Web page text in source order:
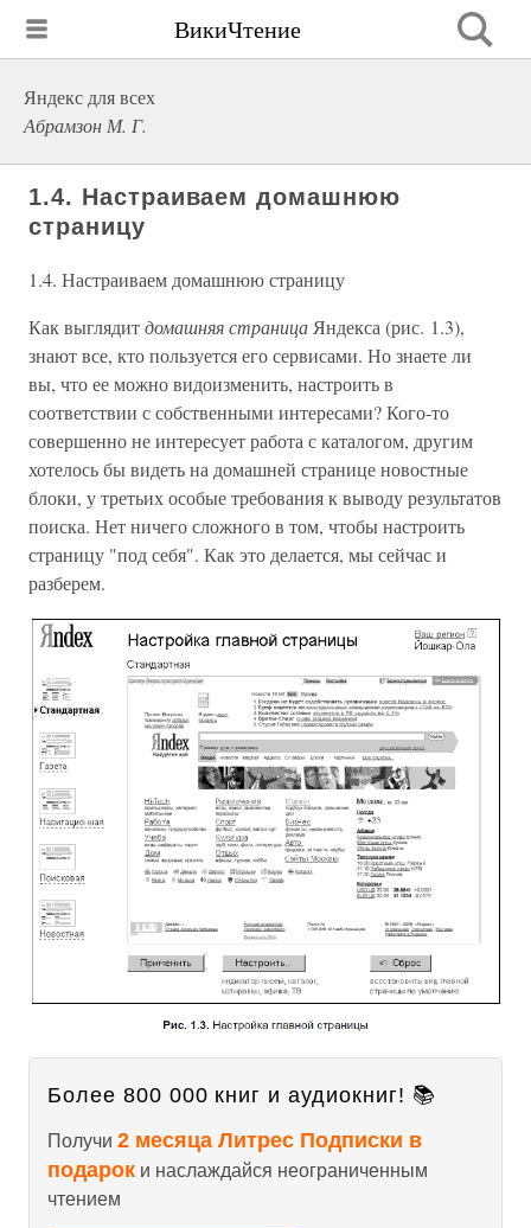
ВикиЧтение
Яндекс для всех
Абрамзон М. Г.
1.4. Настраиваем домашнюю
страницу
1.4. Настраиваем домашнюю страницу
Как выглядитдомашняя страница Яндекса (рис. 1.3),
знают все, кто пользуется его сервисами. Но знаете ли
вы, что ее можно видоизменить, настроить в
соответствии с собственными интересами? Кого-то
совершенно не интересует работа с каталогом, другим
хотелось бы видеть на домашней странице новостные
блоки, у третьих особые требования к выводу результатов
поиска. Нет ничего сложного в том, чтобы настроить
страницу "под себя". Как это делается, мы сейчас и
разберем.
Более 800 000 книг и аудиокниг! 📚
Получи 2 месяца Литрес Подписки в
подарок и наслаждайся неограниченным
чтением